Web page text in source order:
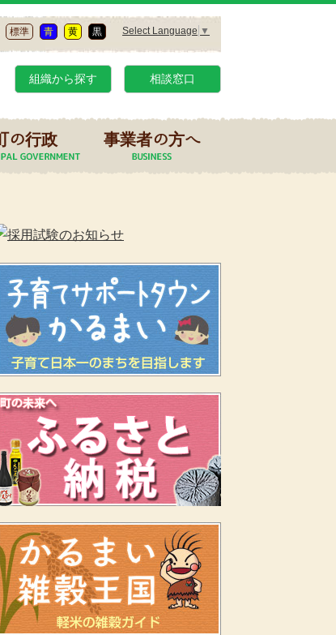
標準 青 黄 黒 Select Language ▼
組織から探す 相談窓口
の行政 事業者の方へ